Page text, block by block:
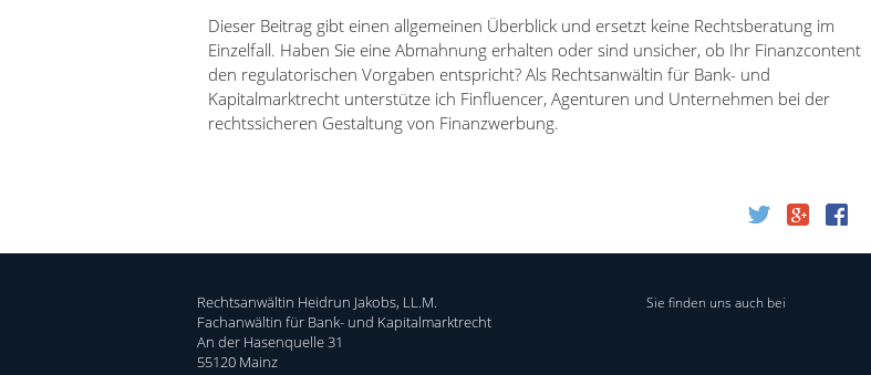
Dieser Beitrag gibt einen allgemeinen Überblick und ersetzt keine Rechtsberatung im
Einzelfall. Haben Sie eine Abmahnung erhalten oder sind unsicher, ob Ihr Finanzcontent
den regulatorischen Vorgaben entspricht? Als Rechtsanwältin für Bank- und
Kapitalmarktrecht unterstütze ich Finfluencer, Agenturen und Unternehmen bei der
rechtssicheren Gestaltung von Finanzwerbung.
Rechtsanwältin Heidrun Jakobs, LL.M.
Fachanwältin für Bank- und Kapitalmarktrecht
An der Hasenquelle 31
55120 Mainz
Sie finden uns auch bei